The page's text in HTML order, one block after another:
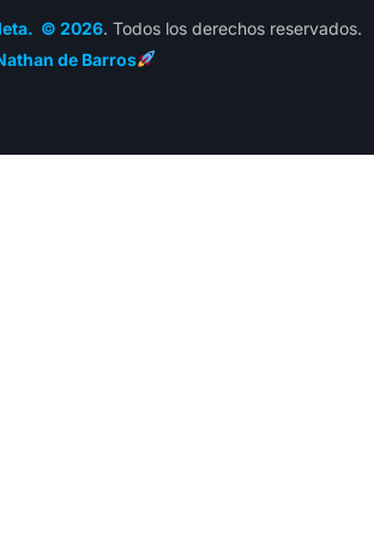
© 2026. Todos los derechos reservados.
de Barros